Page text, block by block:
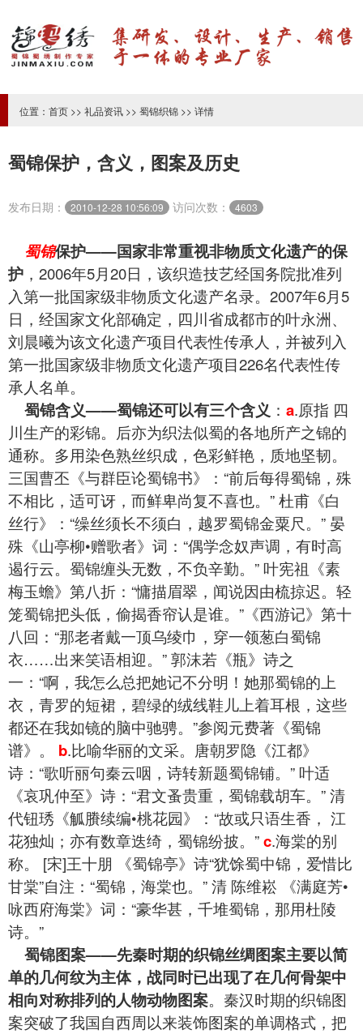
位置： 首页 >> 礼品资讯 >> 蜀锦织锦 >> 详情
蜀锦保护，含义，图案及历史
发布日期： 2010-12-28 10:56:09 访问次数： 4603
蜀锦保护——国家非常重视非物质文化遗产的保
护 ，2006年5月20日，该织造技艺经国务院批准列
入第一批国家级非物质文化遗产名录。2007年6月5
日，经国家文化部确定，四川省成都市的叶永洲、
刘晨曦为该文化遗产项目代表性传承人，并被列入
第一批国家级非物质文化遗产项目226名代表性传
承人名单。
蜀锦含义——蜀锦还可以有三个含义 ： a.原指 四
川生产的彩锦。后亦为织法似蜀的各地所产之锦的
通称。多用染色熟丝织成，色彩鲜艳，质地坚韧。
三国曹丕《与群臣论蜀锦书》：“前后每得蜀锦，殊
不相比，适可讶，而鲜卑尚复不喜也。” 杜甫《白
丝行》：“缲丝须长不须白，越罗蜀锦金粟尺。” 晏
殊《山亭柳•赠歌者》词：“偶学念奴声调，有时高
遏行云。蜀锦缠头无数，不负辛勤。” 叶宪祖《素
梅玉蟾》第八折：“慵描眉翠，闻说因由梳掠迟。轻
笼蜀锦把头低，偷揭香帘认是谁。”《西游记》第十
八回：“那老者戴一顶乌绫巾，穿一领葱白蜀锦
衣……出来笑语相迎。” 郭沫若《瓶》诗之
一：“啊，我怎么总把她记不分明！她那蜀锦的上
衣，青罗的短裙，碧绿的绒线鞋儿上着耳根，这些
都还在我如镜的脑中驰骋。”参阅元费著《蜀锦
谱》。 b.比喻华丽的文采。唐朝罗隐《江都》
诗：“歌听丽句秦云咽，诗转新题蜀锦铺。” 叶适
《哀巩仲至》诗：“君文蚤贵重，蜀锦载胡车。” 清
代钮琇《觚賸续编•桃花园》：“故或只语生香， 江
花独灿；亦有数章迭绮，蜀锦纷披。”c.海棠的别
称。 [宋]王十朋 《蜀锦亭》诗“犹馀蜀中锦，爱惜比
甘棠”自注：“蜀锦，海棠也。” 清 陈维崧 《满庭芳•
咏西府海棠》词：“豪华甚，千堆蜀锦，那用杜陵
诗。”
蜀锦图案——先秦时期的织锦丝绸图案主要以简
单的几何纹为主体，战同时已出现了在几何骨架中
相向对称排列的人物动物图案。秦汉时期的织锦图
案突破了我国自西周以来装饰图案的单调格式，把